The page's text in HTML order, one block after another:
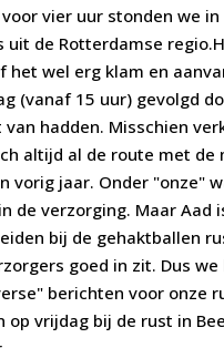
vier uur stonden we
de Rotterdamse
wel erg klam en
(vanaf 15 uur) gevolgd
hadden. Misschien
altijd al de route met
vorig jaar. Onder "onze"
de verzorging. Maar
bij de gehaktballen
goed in zit. Dus
berichten voor onze
vrijdag bij de rust in